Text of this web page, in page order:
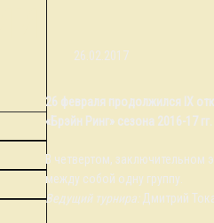
26.02.2017
26 февраля продолжился IX
«Брэйн Ринг» сезона 2016-17 гг.
В четвертом, заключительном
между собой одну группу.
Ведущий турнира:Дмитрий